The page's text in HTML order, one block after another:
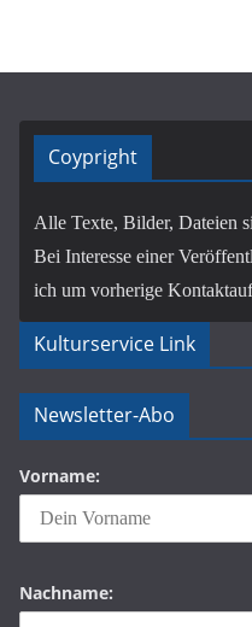
Coypright
Alle Texte, Bilder, Dateien
Bei Interesse einer
ich um vorherige
Kulturservice Link
Newsletter-Abo
Vorname:
Nachname: